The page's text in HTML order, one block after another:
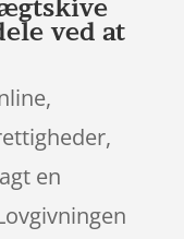
ved at
en